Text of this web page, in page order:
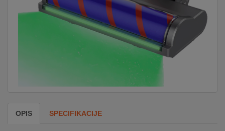
KLIMATIZACIJA
OPIS SPECIFIKACIJE